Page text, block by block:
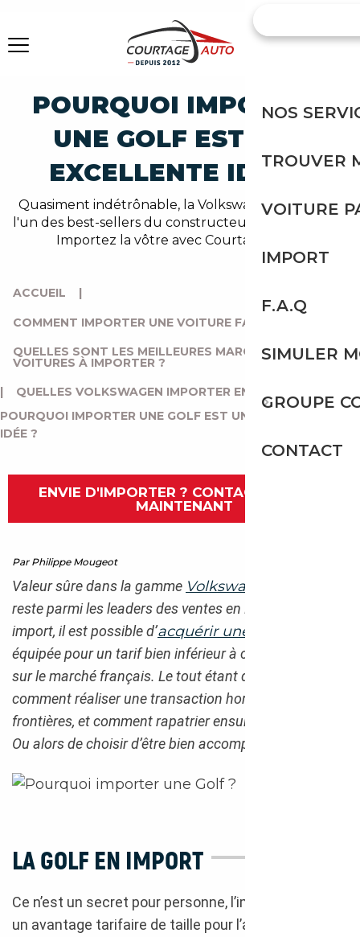
POURQUOI IMPORTER
UNE GOLF EST UNE
EXCELLENTE IDÉE ?
Quasiment indétrônable, la Volkswagen Golf reste
l'un des best-sellers du constructeur de Wolfsburg.
Importez la vôtre avec Courtage Auto.
ACCUEIL |
COMMENT IMPORTER UNE VOITURE FACILEMENT ?
QUELLES SONT LES MEILLEURES MARQUES DE
VOITURES À IMPORTER ?
QUELLES VOLKSWAGEN IMPORTER EN FRANCE ?
POURQUOI IMPORTER UNE GOLF EST UNE EXCELLENTE
IDÉE ?
ENVIE D'IMPORTER ? CONTACTEZ-NOUS
MAINTENANT
Par Philippe Mougeot
Valeur sûre dans la gamme Volkswagen
reste parmi les leaders des ventes en Europe. En
import, il est possible d’acquérir une Golf
équipée pour un tarif bien inférieur à ceux proposés
sur le marché français. Le tout étant de savoir
comment réaliser une transaction hors de nos
frontières, et comment rapatrier ensuite le véhicule.
Ou alors de choisir d’être bien accompagné.
LA GOLF EN IMPORT
Ce n’est un secret pour personne, l’import implique
un avantage tarifaire de taille pour l’acheteur : une
NOS
TROUVER
VOITURE
IMPORT
F.A.Q
SIMULER
GROUPE
CONTACT